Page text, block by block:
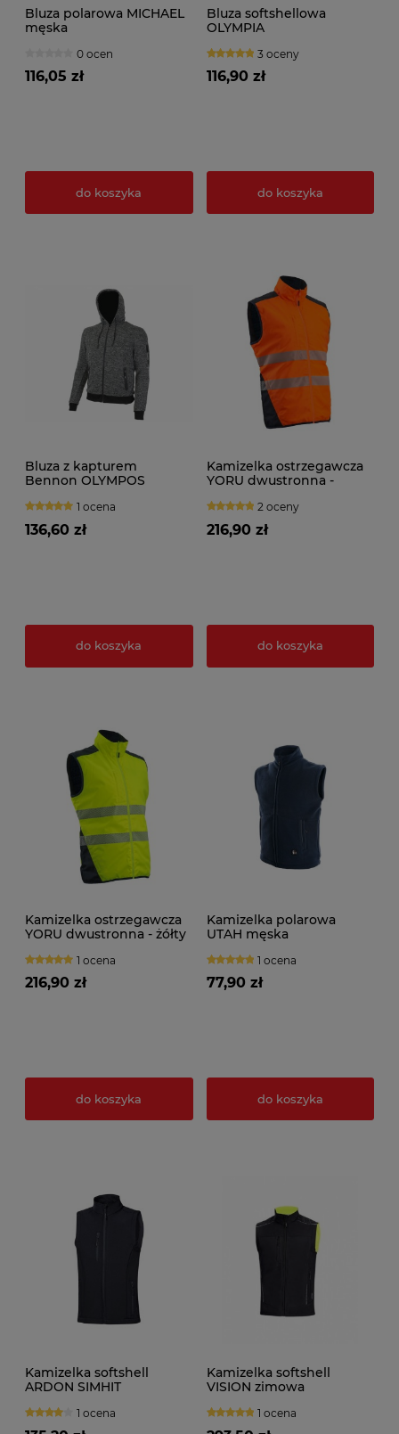
Bluza polarowa MICHAEL
męska
0 ocen
116,05 zł
do koszyka
Bluza softshellowa
OLYMPIA
3 oceny
116,90 zł
do koszyka
Bluza z kapturem
Bennon OLYMPOS
1 ocena
136,60 zł
do koszyka
Kamizelka ostrzegawcza
YORU dwustronna -
2 oceny
216,90 zł
do koszyka
Kamizelka ostrzegawcza
YORU dwustronna - żółty
1 ocena
216,90 zł
do koszyka
Kamizelka polarowa
UTAH męska
1 ocena
77,90 zł
do koszyka
Kamizelka softshell
ARDON SIMHIT
1 ocena
Kamizelka softshell
VISION zimowa
1 ocena